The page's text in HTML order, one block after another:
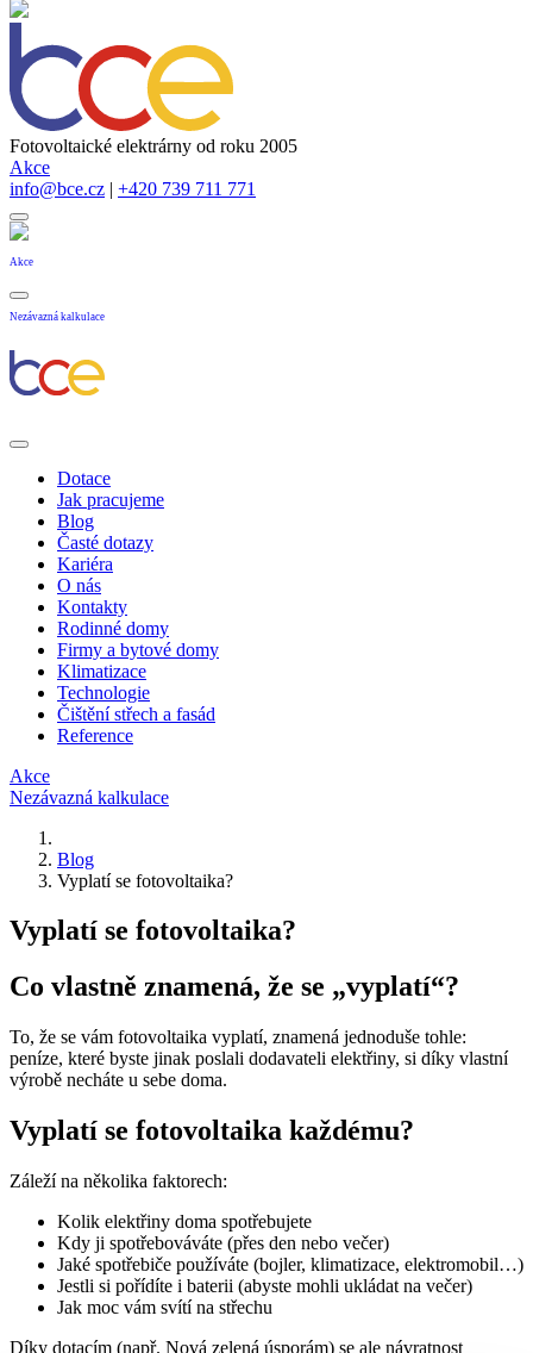
Fotovoltaické elektrárny od roku 2005
Akce
info@bce.cz | +420 739 711 771
Akce
Nezávazná kalkulace
Dotace
Jak pracujeme
Blog
Časté dotazy
Kariéra
O nás
Kontakty
Rodinné domy
Firmy a bytové domy
Klimatizace
Technologie
Čištění střech a fasád
Reference
Akce
Nezávazná kalkulace
Blog
Vyplatí se fotovoltaika?
Vyplatí se fotovoltaika?
Co vlastně znamená, že se „vyplatí“?
To, že se vám fotovoltaika vyplatí, znamená jednoduše tohle:
peníze, které byste jinak poslali dodavateli elektřiny, si díky vlastní
výrobě necháte u sebe doma.
Vyplatí se fotovoltaika každému?
Záleží na několika faktorech:
Kolik elektřiny doma spotřebujete
Kdy ji spotřebováváte (přes den nebo večer)
Jaké spotřebiče používáte (bojler, klimatizace, elektromobil…)
Jestli si pořídíte i baterii (abyste mohli ukládat na večer)
Jak moc vám svítí na střechu
Díky dotacím (např. Nová zelená úsporám) se ale návratnost